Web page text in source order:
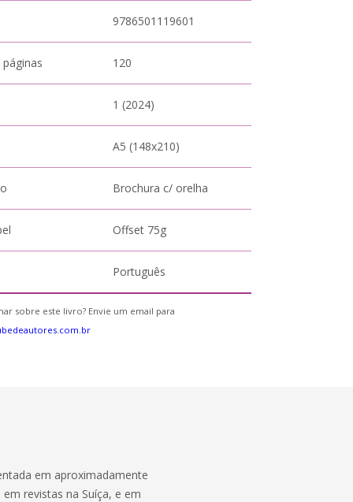
9786501119601
120
1 (2024)
A5 (148x210)
Brochura c/ orelha
Offset 75g
Português
sobre este livro? Envie um email para
em aproximadamente
revistas na Suíça, e em